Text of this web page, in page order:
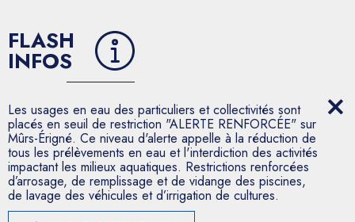
FLASH
INFOS
Les usages en eau des particuliers et collectivités sont
placés en seuil de restriction "ALERTE RENFORCÉE" sur
Mûrs-Érigné. Ce niveau d'alerte appelle à la réduction de
tous les prélèvements en eau et l'interdiction des activités
impactant les milieux aquatiques. Restrictions renforcées
d’arrosage, de remplissage et de vidange des piscines,
de lavage des véhicules et d’irrigation de cultures.